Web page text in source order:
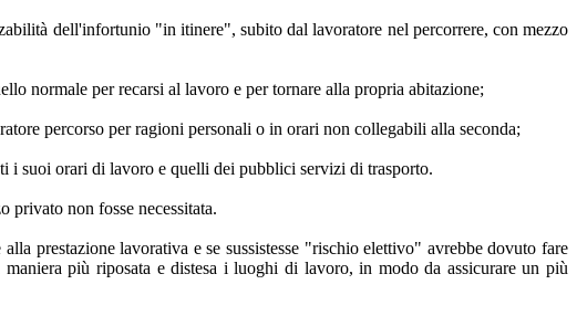
dell'infortunio "in itinere", subito dal lavoratore nel percorrere, con mezzo
normale per recarsi al lavoro e per tornare alla propria abitazione;
percorso per ragioni personali o in orari non collegabili alla seconda;
i suoi orari di lavoro e quelli dei pubblici servizi di trasporto.
privato non fosse necessitata.
prestazione lavorativa e se sussistesse "rischio elettivo" avrebbe dovuto fare
più riposata e distesa i luoghi di lavoro, in modo da assicurare un più